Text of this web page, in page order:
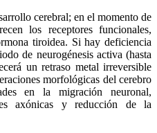
cerebral; en el momento de
los receptores funcionales,
tiroidea. Si hay deficiencia
de neurogénesis activa (hasta
un retraso metal irreversible
morfológicas del cerebro
en la migración neuronal,
axónicas y reducción de la